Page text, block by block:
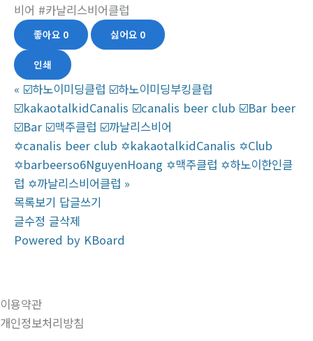
비어 #카날리스비어클럽
좋아요 0 싫어요 0
인쇄
« ☑️하노이미딩클럽 ☑️하노이미딩부킹클럽
☑️kakaotalkidCanalis ☑️canalis beer club ☑️Bar beer
☑️Bar ☑️맥주클럽 ☑️까날리스비어
✡️canalis beer club ✡️kakaotalkidCanalis ✡️Club
✡️barbeerso6NguyenHoang ✡️맥주클럽 ✡️하노이한인클
럽 ✡️까날리스비어클럽 »
목록보기 답글쓰기
글수정 글삭제
Powered by KBoard
이용약관
개인정보처리방침